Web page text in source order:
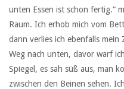
unten Essen ist schon fertig.“
Raum. Ich erhob mich vom
dann verlies ich ebenfalls mein
Weg nach unten, davor warf
Spiegel, es sah süß aus, man
zwischen den Beinen sehen.